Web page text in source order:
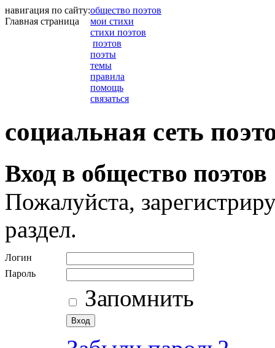
навигация по сайту:
Главная страница
общество поэтов
мои стихи
стихи поэтов
поэтов
поэты
темы
правила
помощь
связаться
социальная сеть
Вход в общество поэтов
Пожалуйста,
раздел.
Логин
Пароль
Запомнить